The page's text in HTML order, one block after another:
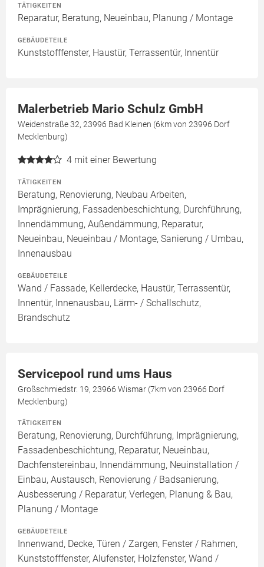
TÄTIGKEITEN
Reparatur, Beratung, Neueinbau, Planung / Montage
GEBÄUDETEILE
Kunststofffenster, Haustür, Terrassentür, Innentür
Malerbetrieb Mario Schulz GmbH
Weidenstraße 32, 23996 Bad Kleinen (6km von 23996 Dorf
Mecklenburg)
4 mit einer Bewertung
TÄTIGKEITEN
Beratung, Renovierung, Neubau Arbeiten,
Imprägnierung, Fassadenbeschichtung, Durchführung,
Innendämmung, Außendämmung, Reparatur,
Neueinbau, Neueinbau / Montage, Sanierung / Umbau,
Innenausbau
GEBÄUDETEILE
Wand / Fassade, Kellerdecke, Haustür, Terrassentür,
Innentür, Innenausbau, Lärm- / Schallschutz,
Brandschutz
Servicepool rund ums Haus
Großschmiedstr. 19, 23966 Wismar (7km von 23966 Dorf
Mecklenburg)
TÄTIGKEITEN
Beratung, Renovierung, Durchführung, Imprägnierung,
Fassadenbeschichtung, Reparatur, Neueinbau,
Dachfenstereinbau, Innendämmung, Neuinstallation /
Einbau, Austausch, Renovierung / Badsanierung,
Ausbesserung / Reparatur, Verlegen, Planung & Bau,
Planung / Montage
GEBÄUDETEILE
Innenwand, Decke, Türen / Zargen, Fenster / Rahmen,
Kunststofffenster, Alufenster, Holzfenster, Wand /